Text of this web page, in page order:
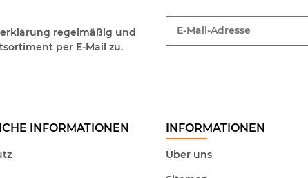
regelmäßig und
per E-Mail zu.
INFORMATIONEN INFORMATIONEN
Über uns